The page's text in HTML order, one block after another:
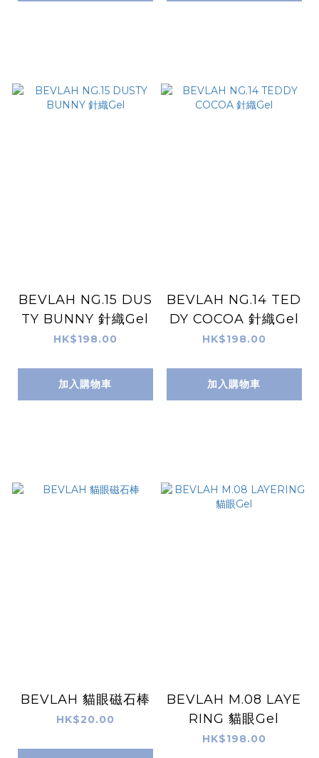
BEVLAH NG.15 DUS
TY BUNNY 針織Gel
HK$198.00
加入購物車
BEVLAH NG.14 TED
DY COCOA 針織Gel
HK$198.00
加入購物車
BEVLAH 貓眼磁石棒
HK$20.00
BEVLAH M.08 LAYE
RING 貓眼Gel
HK$198.00